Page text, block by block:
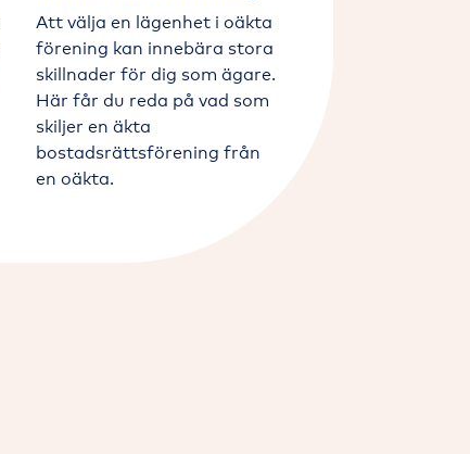
Att välja en lägenhet i oäkta
förening kan innebära stora
skillnader för dig som ägare.
Här får du reda på vad som
skiljer en äkta
bostadsrättsförening från
en oäkta.